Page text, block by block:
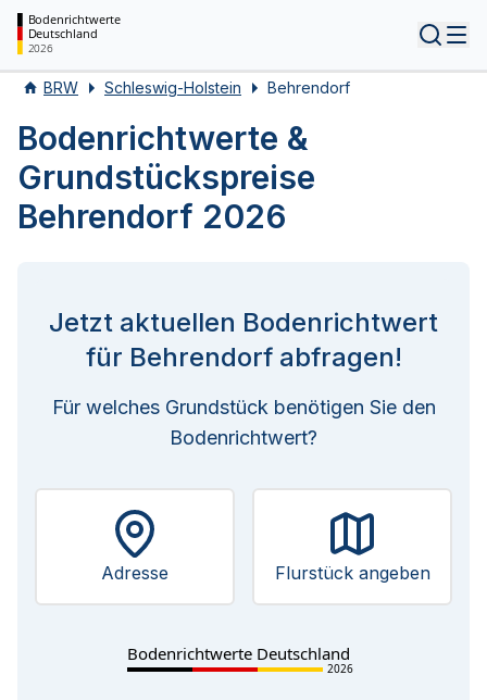
Bodenrichtwerte
Deutschland
2026
BRW Schleswig-Holstein Behrendorf
Bodenrichtwerte &
Grundstückspreise
Behrendorf 2026
Jetzt aktuellen Bodenrichtwert
für Behrendorf abfragen!
Für welches Grundstück benötigen Sie den
Bodenrichtwert?
Adresse Flurstück angeben
Bodenrichtwerte Deutschland
2026